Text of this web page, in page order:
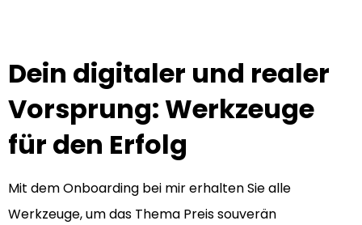
Dein digitaler und realer
Vorsprung: Werkzeuge
für den Erfolg
Mit dem Onboarding bei mir erhalten Sie alle
Werkzeuge, um das Thema Preis souverän